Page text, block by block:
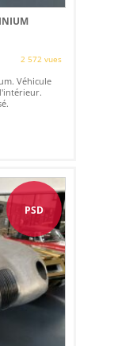
2 572 vues
Véhicule
PSD